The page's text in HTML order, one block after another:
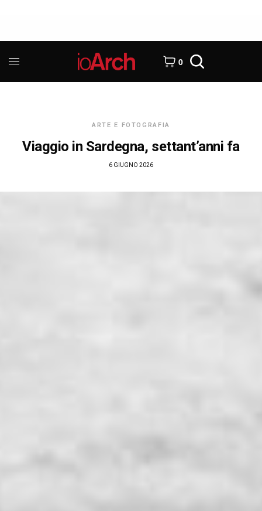
0
ARTE E FOTOGRAFIA
Viaggio in Sardegna, settant’anni fa
6 GIUGNO 2026